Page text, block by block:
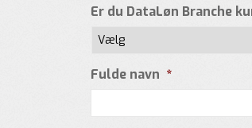
Er du DataLøn Branche
Fulde navn *